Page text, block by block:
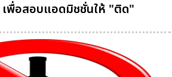
เพื่อสอบแอดมิชชั่นให้ "ติด"